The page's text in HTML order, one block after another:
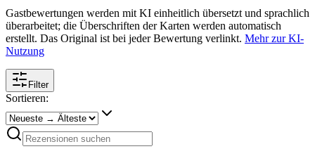
Gastbewertungen werden mit KI einheitlich übersetzt und sprachlich
überarbeitet; die Überschriften der Karten werden automatisch
erstellt. Das Original ist bei jeder Bewertung verlinkt. Mehr zur KI-
Nutzung
Filter
Sortieren: